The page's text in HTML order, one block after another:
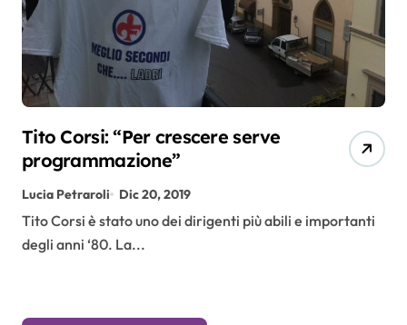
Tito Corsi: “Per crescere serve
programmazione”
Lucia Petraroli Dic 20, 2019
Tito Corsi è stato uno dei dirigenti più abili e importanti
degli anni ‘80. La...